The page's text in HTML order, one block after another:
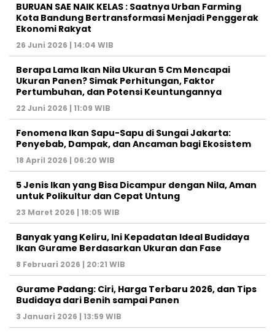
BURUAN SAE NAIK KELAS : Saatnya Urban Farming
Kota Bandung Bertransformasi Menjadi Penggerak
Ekonomi Rakyat
26 Juni 2026 | 14:04 WIB
Berapa Lama Ikan Nila Ukuran 5 Cm Mencapai
Ukuran Panen? Simak Perhitungan, Faktor
Pertumbuhan, dan Potensi Keuntungannya
22 Juni 2026 | 11:09 WIB
Fenomena Ikan Sapu-Sapu di Sungai Jakarta:
Penyebab, Dampak, dan Ancaman bagi Ekosistem
18 April 2026 | 06:20 WIB
5 Jenis Ikan yang Bisa Dicampur dengan Nila, Aman
untuk Polikultur dan Cepat Untung
23 Maret 2026 | 18:05 WIB
Banyak yang Keliru, Ini Kepadatan Ideal Budidaya
Ikan Gurame Berdasarkan Ukuran dan Fase
8 Februari 2026 | 20:21 WIB
Gurame Padang: Ciri, Harga Terbaru 2026, dan Tips
Budidaya dari Benih sampai Panen
3 Januari 2026 | 13:59 WIB